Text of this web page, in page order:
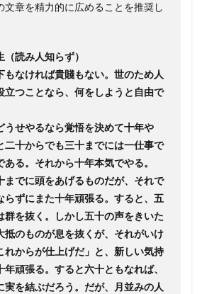
文章を精力的に広めることを推奨し
（読み人知らず）
もなければ貴賤もない。世のため人
立つことなら、何をしようと自由で
うせやるなら覚悟を決めて十年や
二十からでも三十までには一仕事で
ある。それから十年本気でやる。
までに頭をあげるものだが、それで
らずにまた十年頑張る。すると、五
群を抜く。しかし五十の声をきいた
抵のものが息を抜くが、それがいけ
れからが仕上げだ」と、新しい気持
年頑張る。すると六十ともなれば、
実を結ぶだろう。だが、月並みの人